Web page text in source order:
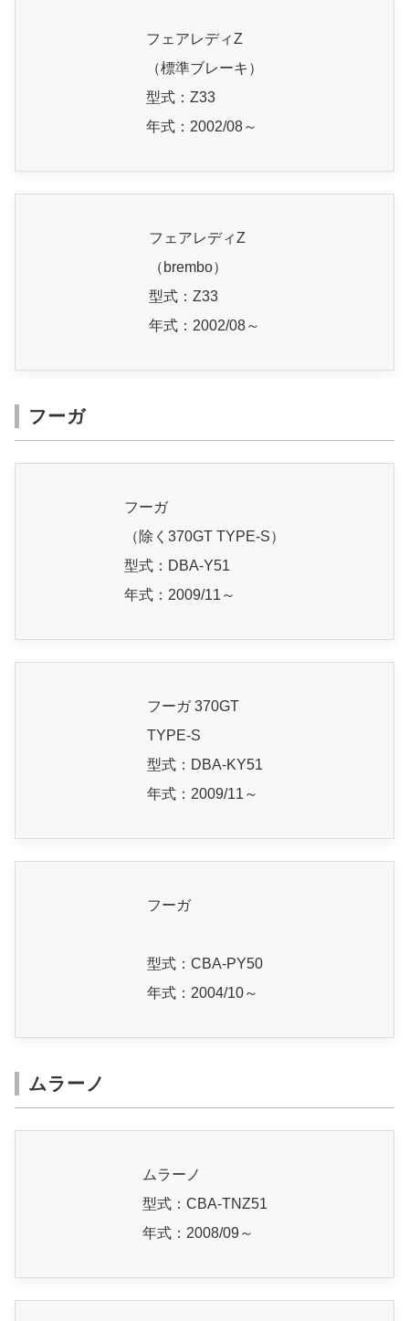
フェアレディZ
（標準ブレーキ）
型式：Z33
年式：2002/08～
フェアレディZ
（brembo）
型式：Z33
年式：2002/08～
フーガ
フーガ
（除く370GT TYPE-S）
型式：DBA-Y51
年式：2009/11～
フーガ 370GT
TYPE-S
型式：DBA-KY51
年式：2009/11～
フーガ
型式：CBA-PY50
年式：2004/10～
ムラーノ
ムラーノ
型式：CBA-TNZ51
年式：2008/09～